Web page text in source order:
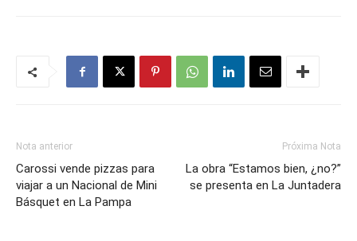
Nota anterior
Carossi vende pizzas para
viajar a un Nacional de Mini
Básquet en La Pampa
Próxima Nota
La obra “Estamos bien, ¿no?”
se presenta en La Juntadera